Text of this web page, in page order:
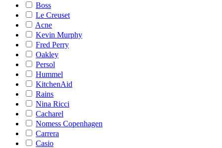
Boss
Le Creuset
Acne
Kevin Murphy
Fred Perry
Oakley
Persol
Hummel
KitchenAid
Rains
Nina Ricci
Cacharel
Nomess Copenhagen
Carrera
Casio